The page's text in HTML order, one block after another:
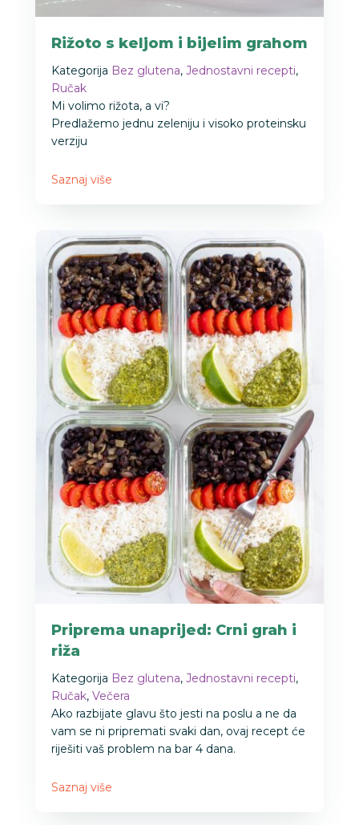
Rižoto s keljom i bijelim grahom
Kategorija Bez glutena, Jednostavni recepti,
Ručak
Mi volimo rižota, a vi?
Predlažemo jednu zeleniju i visoko proteinsku
verziju
Saznaj više
Priprema unaprijed: Crni grah i
riža
Kategorija Bez glutena, Jednostavni recepti,
Ručak, Večera
Ako razbijate glavu što jesti na poslu a ne da
vam se ni pripremati svaki dan, ovaj recept će
riješiti vaš problem na bar 4 dana.
Saznaj više